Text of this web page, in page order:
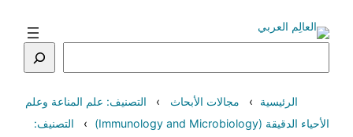
المحتوى
الرئيسية مجالات الأبحاث
التصنيف: علم المناعة وعلم
الأحياء الدقيقة (Immunology and Microbiology)
التصنيف: